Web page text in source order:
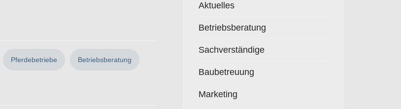
Pferdebetriebe Betriebsberatung
Aktuelles
Betriebsberatung
Sachverständige
Baubetreuung
Marketing